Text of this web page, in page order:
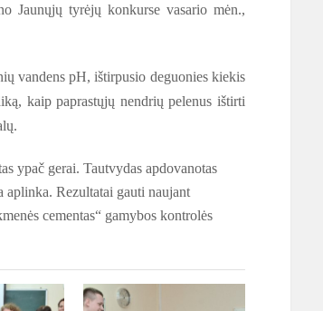
Jaunųjų tyrėjų konkurse vasario mėn.,
vandens pH, ištirpusio deguonies kiekis
kaip paprastųjų nendrių pelenus ištirti
ypač gerai. Tautvydas apdovanotas
Rezultatai gauti naujant
cementas“ gamybos kontrolės